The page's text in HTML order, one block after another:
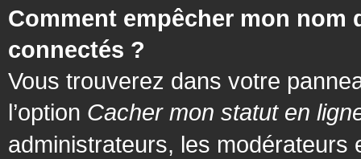
Comment empêcher mon nom
connectés ?
Vous trouverez dans votre
l’option Cacher mon statut en
administrateurs, les